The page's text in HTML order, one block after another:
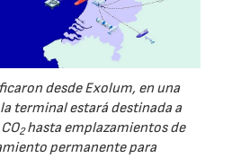
desde Exolum, en una
terminal estará destinada a
2hasta emplazamientos de
permanente para